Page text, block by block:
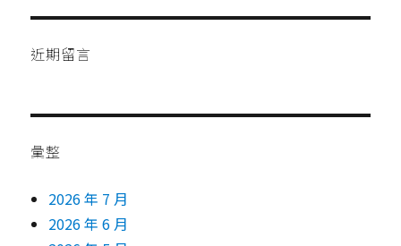
近期留言
彙整
2026 年 7 月
2026 年 6 月